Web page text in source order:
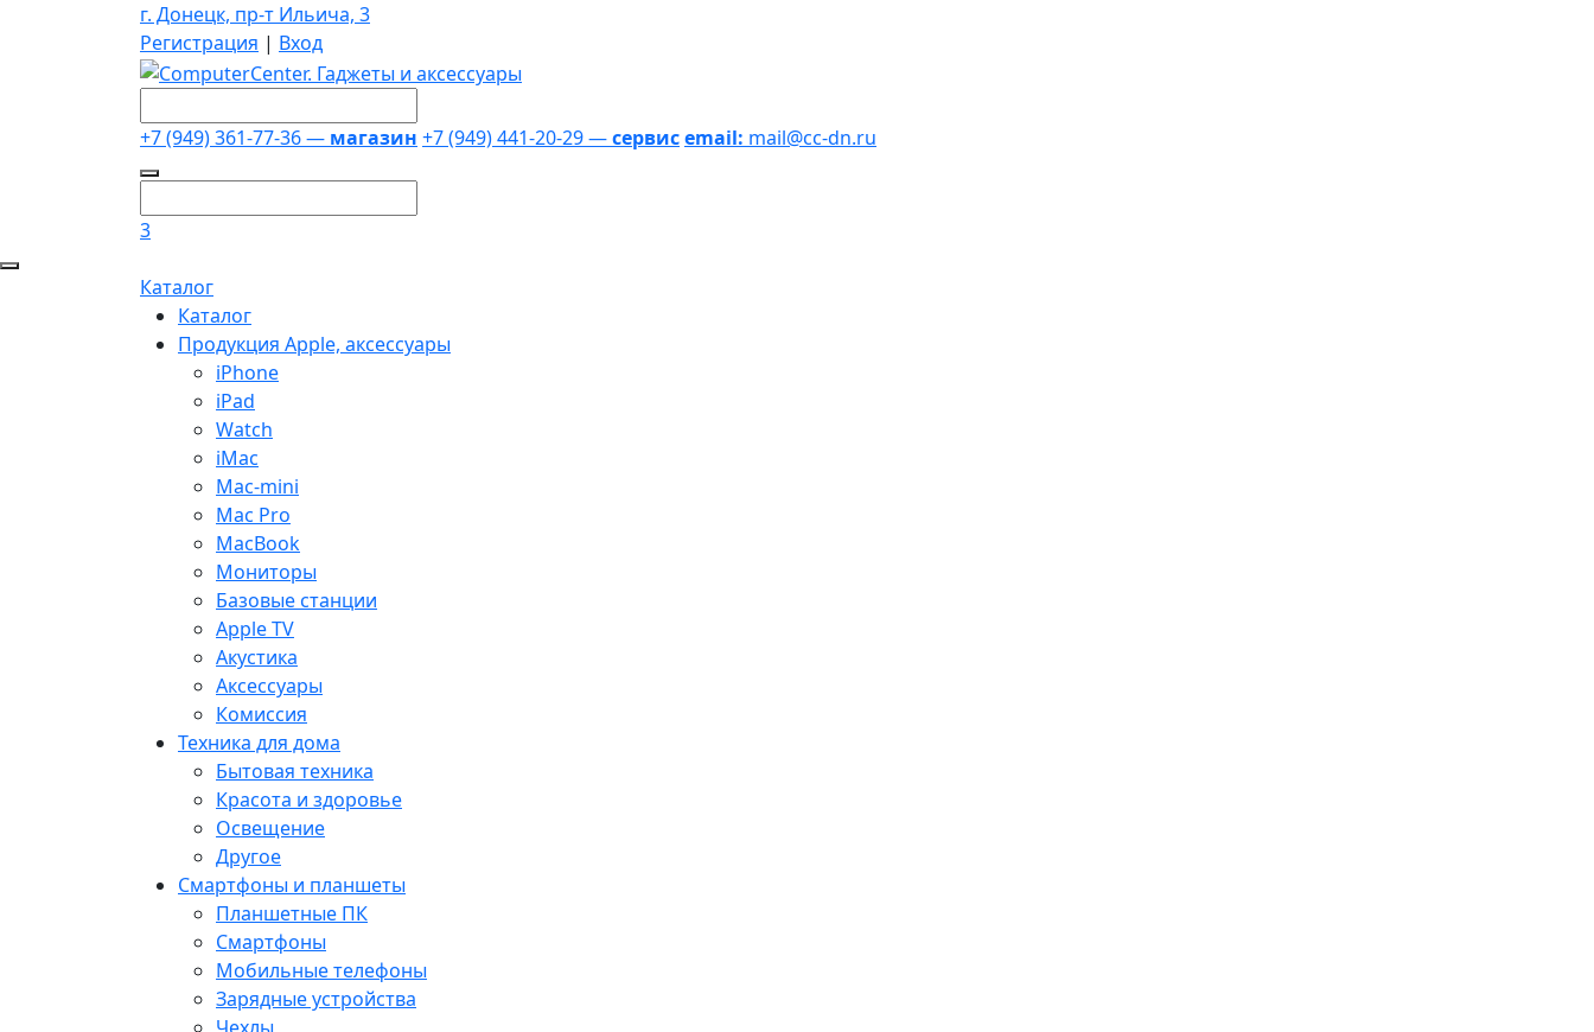
г. Донецк, пр-т Ильича, 3
Регистрация | Вход
+7 (949) 361-77-36 — магазин +7 (949) 441-20-29 —сервисemail: mail@cc-dn.ru
3
Каталог
Каталог
Продукция Apple, аксессуары
iPhone
iPad
Watch
iMac
Mac-mini
Mac Pro
MacBook
Мониторы
Базовые станции
Apple TV
Акустика
Аксессуары
Комиссия
Техника для дома
Бытовая техника
Красота и здоровье
Освещение
Другое
Смартфоны и планшеты
Планшетные ПК
Смартфоны
Мобильные телефоны
Зарядные устройства